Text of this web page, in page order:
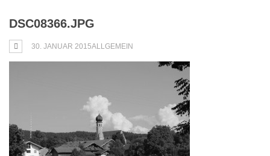
DSC08366.JPG
30. JANUAR 2015ALLGEMEIN